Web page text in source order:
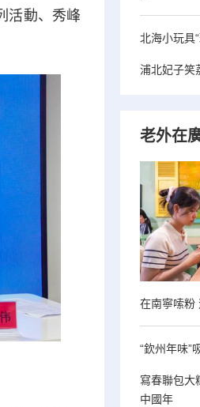
活動、秀峰
北海小玩具
浦北妃子笑
老外在
在南寧嗦粉
“欽州年味”
寫春聯包大
中國年